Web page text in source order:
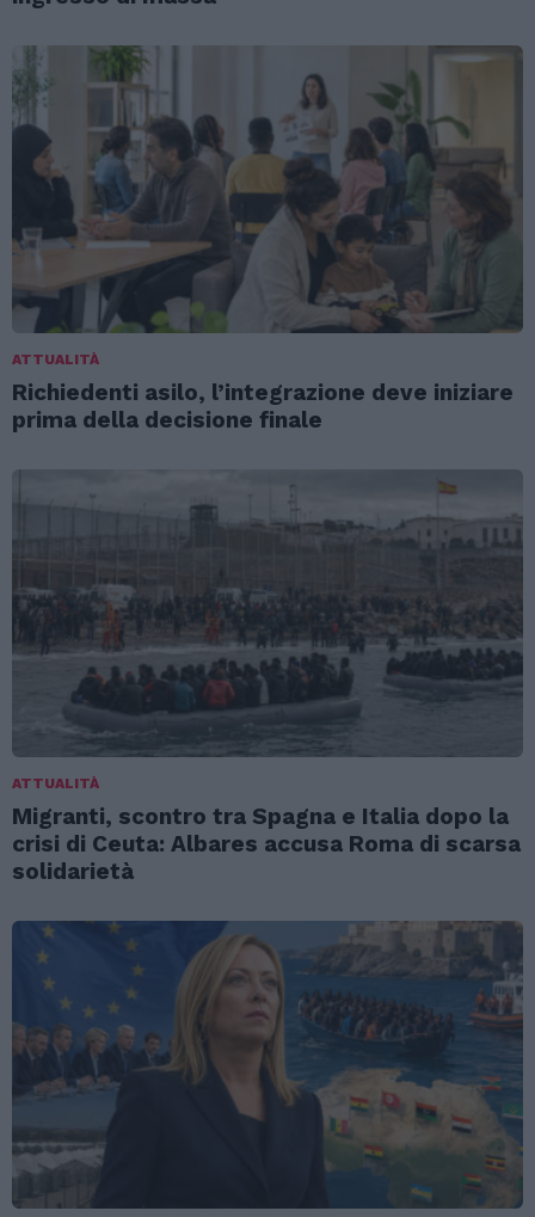
ATTUALITÀ
Richiedenti asilo, l’integrazione deve iniziare
prima della decisione finale
ATTUALITÀ
Migranti, scontro tra Spagna e Italia dopo la
crisi di Ceuta: Albares accusa Roma di scarsa
solidarietà